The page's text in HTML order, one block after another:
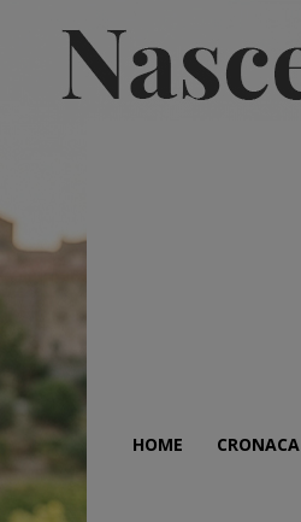
HOME CRONACA